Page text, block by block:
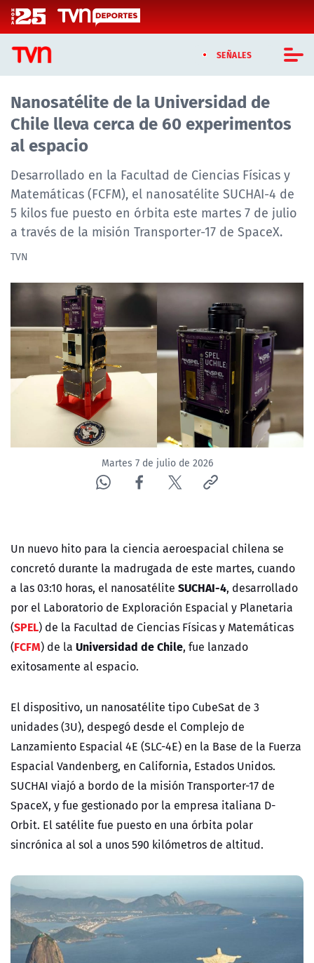
Click acá para ir directamente al contenido
SEÑALES
CASTING MASTERCHEF CHILE
CASTING TVN VERTICAL
TVN VERTICAL
TVN PLAY
PROGRAMAS
NTV
ACTUALIDAD Y TENDENCIAS
CORPORATIVO Y TRANSPARENCIA
CANAL DE DENUNCIAS
ÁREA DE PROYECTOS
Nanosatélite de la Universidad de
Chile lleva cerca de 60 experimentos
al espacio
Desarrollado en la Facultad de Ciencias Físicas y
Matemáticas (FCFM), el nanosatélite SUCHAI-4 de
5 kilos fue puesto en órbita este martes 7 de julio
a través de la misión Transporter-17 de SpaceX.
TVN
Martes 7 de julio de 2026
Un nuevo hito para la ciencia aeroespacial chilena se
concretó durante la madrugada de este martes, cuando
a las 03:10 horas, el nanosatélite SUCHAI-4, desarrollado
por el Laboratorio de Exploración Espacial y Planetaria
(SPEL) de la Facultad de Ciencias Físicas y Matemáticas
(FCFM) de la Universidad de Chile, fue lanzado
exitosamente al espacio.
El dispositivo, un nanosatélite tipo CubeSat de 3
unidades (3U), despegó desde el Complejo de
Lanzamiento Espacial 4E (SLC-4E) en la Base de la Fuerza
Espacial Vandenberg, en California, Estados Unidos.
SUCHAI viajó a bordo de la misión Transporter-17 de
SpaceX, y fue gestionado por la empresa italiana D-
Orbit. El satélite fue puesto en una órbita polar
sincrónica al sol a unos 590 kilómetros de altitud.